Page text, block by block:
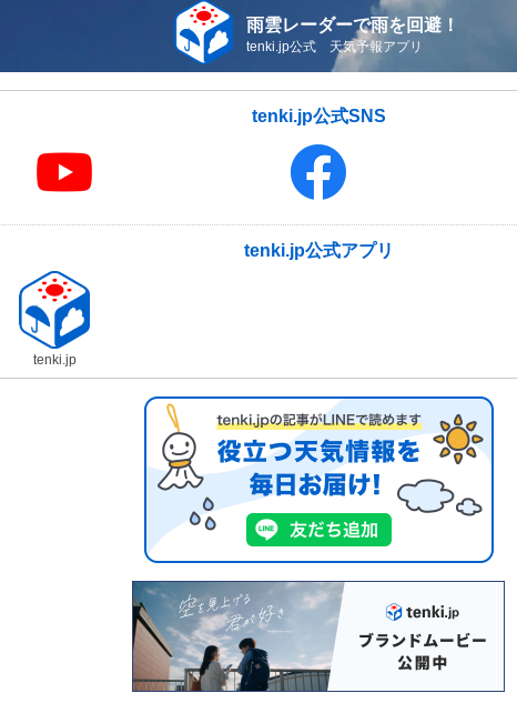
雨雲レーダーで雨を回避！
tenki.jp公式 天気予報アプリ
tenki.jp公式SNS
tenki.jp公式アプリ
tenki.jp